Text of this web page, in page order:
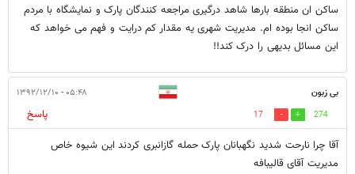
ساکن ان منطقه بارها شاهد درگیری مراجعه کنندگان پارک و نمایشگاه با مردم
ساکن انجا بوده ام. مدیریت شهری یه مقدار کم درایت و فهم می خواهد که
این مسائل بدیهی را درک کند!!
بی زبون ۰۵:۴۸ - ۱۳۹۲/۱۲/۱۰
274
17
پاسخ
آقا چرا نارحت شدید نگهبانان پارک حمله گازانبری کردند این شیوه خاص
مدیریت آقای قالیبافه